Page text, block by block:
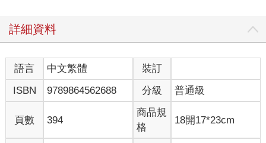
詳細資料
語言 中文繁體
裝訂
ISBN
9789864562688 分級 普通級
頁數 394
商品規
格
18開17*23cm